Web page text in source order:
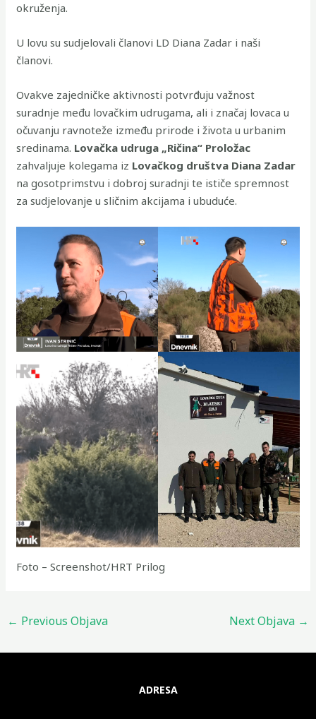
okruženja.
U lovu su sudjelovali članovi LD Diana Zadar i naši
članovi.
Ovakve zajedničke aktivnosti potvrđuju važnost
suradnje među lovačkim udrugama, ali i značaj lovaca u
očuvanju ravnoteže između prirode i života u urbanim
sredinama. Lovačka udruga „Ričina“ Proložac
zahvaljuje kolegama iz Lovačkog društva Diana Zadar
na gosotprimstvu i dobroj suradnji te ističe spremnost
za sudjelovanje u sličnim akcijama i ubuduće.
Foto – Screenshot/HRT Prilog
← Previous Objava Next Objava →
ADRESA